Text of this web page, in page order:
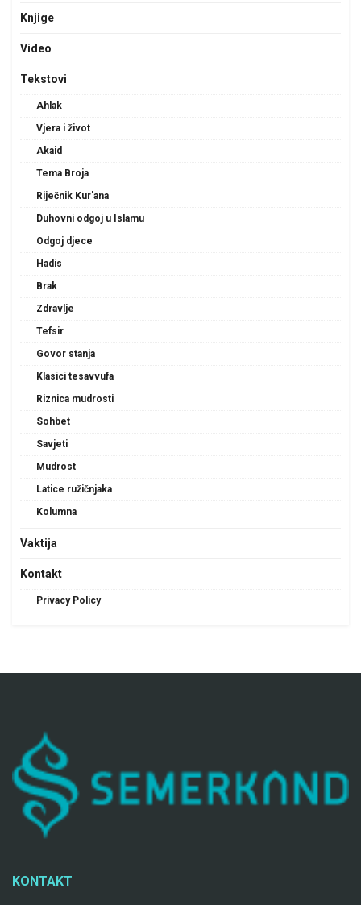
Knjige
Video
Tekstovi
Ahlak
Vjera i život
Akaid
Tema Broja
Riječnik Kur'ana
Duhovni odgoj u Islamu
Odgoj djece
Hadis
Brak
Zdravlje
Tefsir
Govor stanja
Klasici tesavvufa
Riznica mudrosti
Sohbet
Savjeti
Mudrost
Latice ružičnjaka
Kolumna
Vaktija
Kontakt
Privacy Policy
KONTAKT